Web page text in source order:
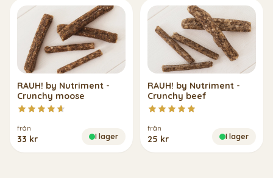
RAUH! by Nutriment -
Crunchy moose
från
33 kr I lager
RAUH! by Nutriment -
Crunchy beef
från
25 kr I lager